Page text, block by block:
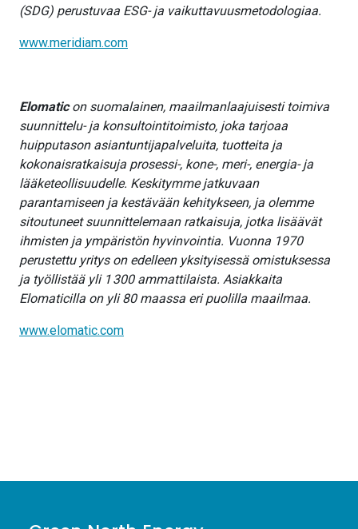
(SDG) perustuvaa ESG- ja vaikuttavuusmetodologiaa.
www.meridiam.com
Elomaticon suomalainen, maailmanlaajuisesti toimiva
suunnittelu- ja konsultointitoimisto, joka tarjoaa
huipputason asiantuntijapalveluita, tuotteita ja
kokonaisratkaisuja prosessi-, kone-, meri-, energia- ja
lääketeollisuudelle. Keskitymme jatkuvaan
parantamiseen ja kestävään kehitykseen, ja olemme
sitoutuneet suunnittelemaan ratkaisuja, jotka lisäävät
ihmisten ja ympäristön hyvinvointia. Vuonna 1970
perustettu yritys on edelleen yksityisessä omistuksessa
ja työllistää yli 1 300 ammattilaista. Asiakkaita
Elomaticilla on yli 80 maassa eri puolilla maailmaa.
www.elomatic.com